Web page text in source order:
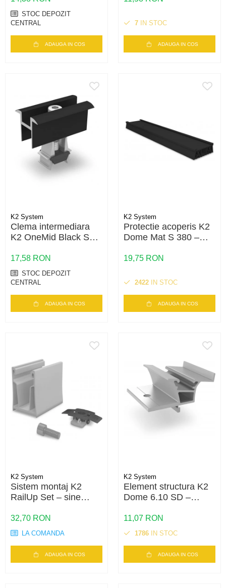
STOC DEPOZIT
CENTRAL
ADAUGA IN COS
7 IN STOC
ADAUGA IN COS
K2 System
Clema intermediara
K2 OneMid Black Set
30-42mm, negru
17,58 RON
STOC DEPOZIT
CENTRAL
ADAUGA IN COS
K2 System
Protectie acoperis K2
Dome Mat S 380 –
acoperis plat, sistem
19,75 RON
2422 IN STOC
ADAUGA IN COS
K2 System
Sistem montaj K2
RailUp Set – sine
inclinat, fixare panouri
fotovoltaice
32,70 RON
LA COMANDA
ADAUGA IN COS
K2 System
Element structura K2
Dome 6.10 SD –
D-Dome, acoperis plat
11,07 RON
1786 IN STOC
ADAUGA IN COS